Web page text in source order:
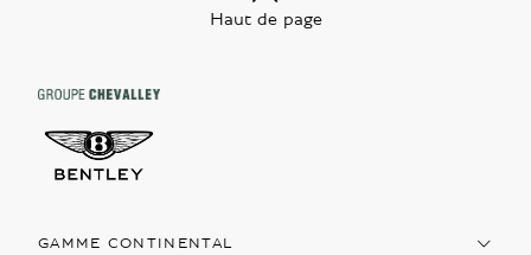
Haut de page
GAMME CONTINENTAL